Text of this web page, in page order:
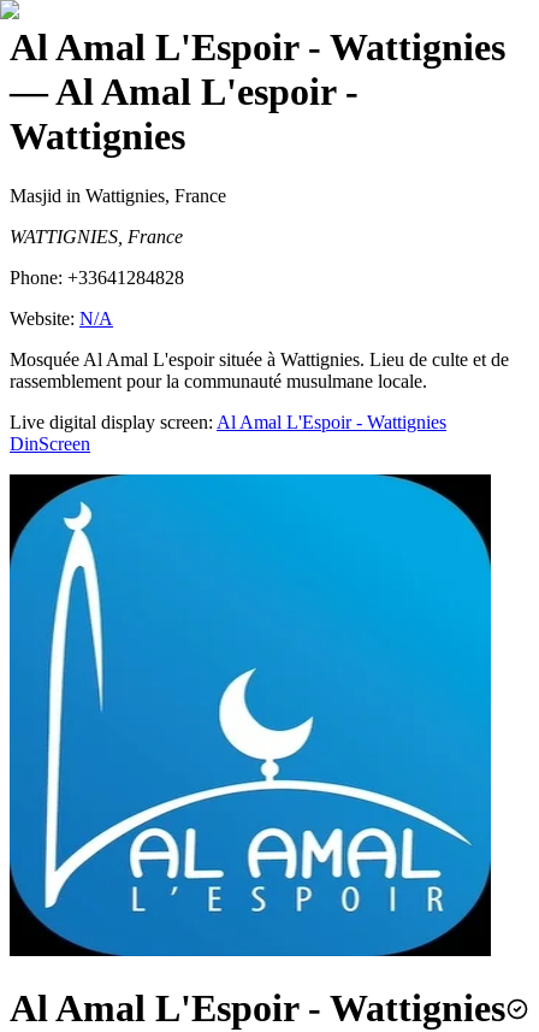
Al Amal L'Espoir - Wattignies
— Al Amal L'espoir -
Wattignies
Masjid in Wattignies, France
WATTIGNIES, France
Phone: +33641284828
Website: N/A
Mosquée Al Amal L'espoir située à Wattignies. Lieu de culte et de
rassemblement pour la communauté musulmane locale.
Live digital display screen: Al Amal L'Espoir - Wattignies
DinScreen
Al Amal L'Espoir - Wattignies